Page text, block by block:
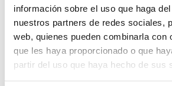
información sobre el uso que haga
nuestros partners de redes sociales,
web, quienes pueden combinarla con
que les haya proporcionado o que
partir del uso que haya hecho de sus
Acceso a sus datos personales.
inexactos o incompletos.
Supresión de los datos cuando ya no
Limitación u oposición al tratamiento.
Portabilidad de los datos en
Para ejercer estos derechos, debe